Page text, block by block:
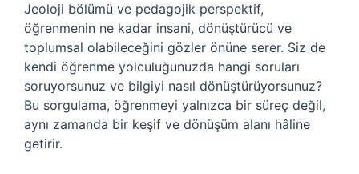
Jeoloji bölümü ve pedagojik perspektif,
öğrenmenin ne kadar insani, dönüştürücü ve
toplumsal olabileceğini gözler önüne serer. Siz de
kendi öğrenme yolculuğunuzda hangi soruları
soruyorsunuz ve bilgiyi nasıl dönüştürüyorsunuz?
Bu sorgulama, öğrenmeyi yalnızca bir süreç değil,
aynı zamanda bir keşif ve dönüşüm alanı hâline
getirir.